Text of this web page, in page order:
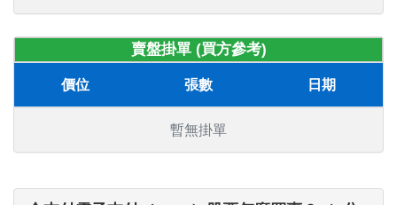
賣盤掛單 (買方參考)
價位 張數 日期
暫無掛單